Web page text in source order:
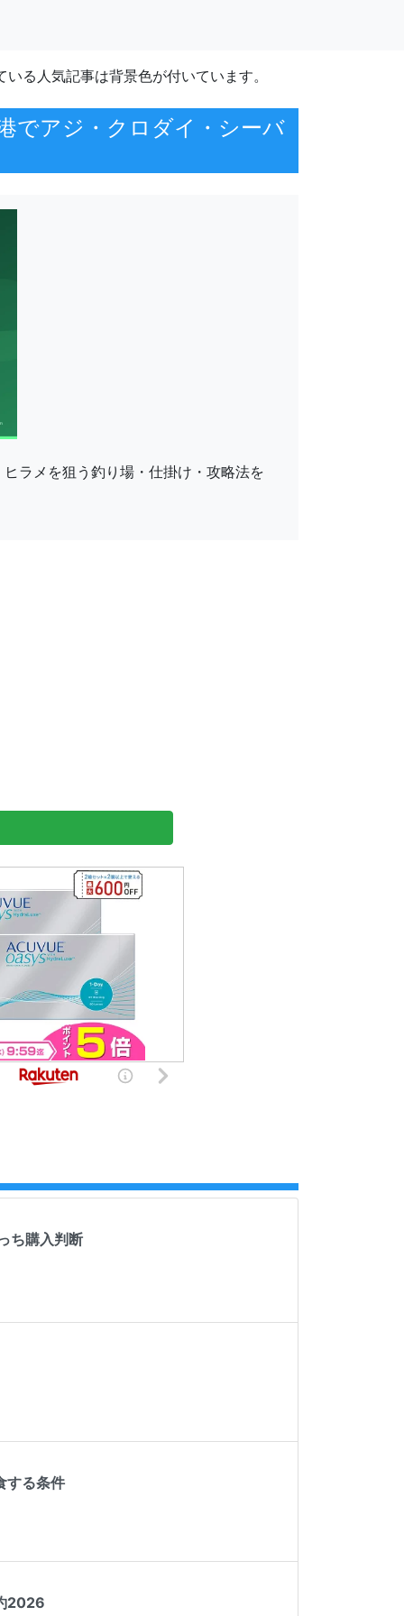
いる人気記事は背景色が付いています。
でアジ・クロダイ・シーバ
ラメを狙う釣り場・仕掛け・攻略法を
ち購入判断
する条件
2026